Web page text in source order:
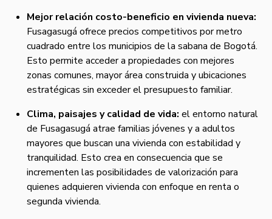
Mejor relación costo-beneficio en vivienda nueva:
Fusagasugá ofrece precios competitivos por metro
cuadrado entre los municipios de la sabana de Bogotá.
Esto permite acceder a propiedades con mejores
zonas comunes, mayor área construida y ubicaciones
estratégicas sin exceder el presupuesto familiar.
Clima, paisajes y calidad de vida: el entorno natural
de Fusagasugá atrae familias jóvenes y a adultos
mayores que buscan una vivienda con estabilidad y
tranquilidad. Esto crea en consecuencia que se
incrementen las posibilidades de valorización para
quienes adquieren vivienda con enfoque en renta o
segunda vivienda.